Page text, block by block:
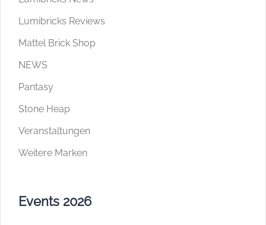
Lumibricks Reviews
Mattel Brick Shop
NEWS
Pantasy
Stone Heap
Veranstaltungen
Weitere Marken
Events 2026